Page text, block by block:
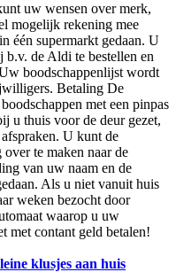
uw wensen over merk,
mogelijk rekening mee
één supermarkt gedaan. U
de Aldi te bestellen en
boodschappenlijst wordt
Betaling De
met een pinpas
u thuis voor de deur gezet,
U kunt de
te maken naar de
van uw naam en de
Als u niet vanuit huis
weken bezocht door
waarop u uw
met contant geld betalen!
klusjes aan huis